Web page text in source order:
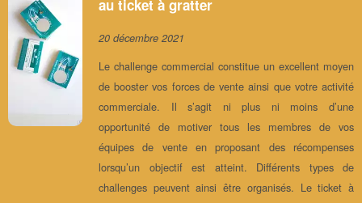
au ticket à gratter
20 décembre 2021
Le challenge commercial constitue un excellent moyen
de booster vos forces de vente ainsi que votre activité
commerciale. Il s’agit ni plus ni moins d’une
opportunité de motiver tous les membres de vos
équipes de vente en proposant des récompenses
lorsqu’un objectif est atteint. Différents types de
challenges peuvent ainsi être organisés. Le ticket à